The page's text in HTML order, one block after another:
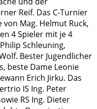
Reif. Das C-Turnier
Mag. Helmut Ruck,
4 Spieler mit je 4
Schleuning,
Bester Jugendlicher
beste Dame Leonie
Erich Jirku. Das
IS Ing. Peter
RS Ing. Dieter